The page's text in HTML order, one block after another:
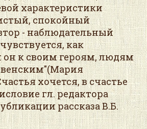
характеристики
спокойный
- наблюдательный
как
к своим героям, людям
хочется, в счастье
гл. редактора
рассказа В.Б.